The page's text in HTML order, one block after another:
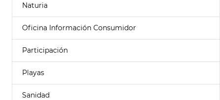
Naturia
Oficina Información Consumidor
Participación
Playas
Sanidad